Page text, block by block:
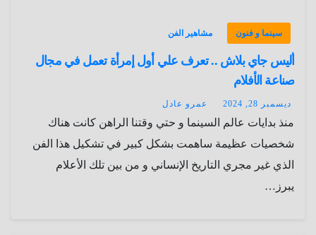
سينما و فنون مشاهير الفن
أليس جاي بلاش .. تعرف علي أول إمرأة تعمل في مجال
صناعة الأفلام
ديسمبر 28, 2024 عمرو عادل
منذ بدايات عالم السينما و حتي وقتنا الراهن كانت هناك
شخصيات عظيمة ساهمت بشكل كبير في تشكيل هذا الفن
الذي غير مجري التاريخ الإنساني و من بين تلك الأعلام
يبرز…